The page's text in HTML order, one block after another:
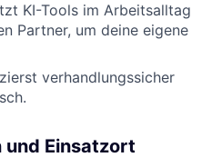
KI-Tools im Arbeitsalltag
Partner, um deine eigene
verhandlungssicher
und Einsatzort